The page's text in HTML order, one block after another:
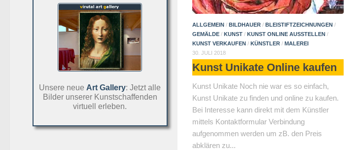
ALLGEMEIN / BILDHAUER / BLEISTIFTZEICHNUNGEN /
GEMÄLDE / KUNST / KUNST ONLINE AUSSTELLEN /
KUNST VERKAUFEN / KÜNSTLER / MALEREI
30. JULI 2018
Kunst Unikate Online kaufen
Kunst Unikate Noch nie war es so einfach,
Kunst Unikate zu finden und online zu kaufen.
Bei Interesse kann direkt mit dem Künstler
mittels Kontaktformular Verbindung
aufgenommen werden um zB. den Preis
abklären zu...
Unsere neue Art Gallery: Jetzt alle
Bilder unserer Kunstschaffenden
virtuell erleben.